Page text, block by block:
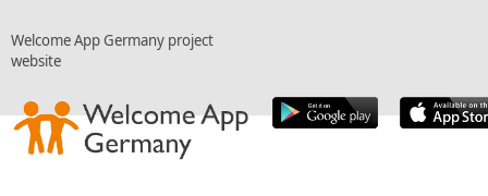
Welcome App Germany project
website